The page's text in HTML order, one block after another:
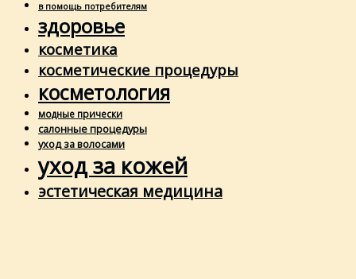
в помощь потребителям
здоровье
косметика
косметические процедуры
косметология
модные прически
салонные процедуры
уход за волосами
уход за кожей
эстетическая медицина